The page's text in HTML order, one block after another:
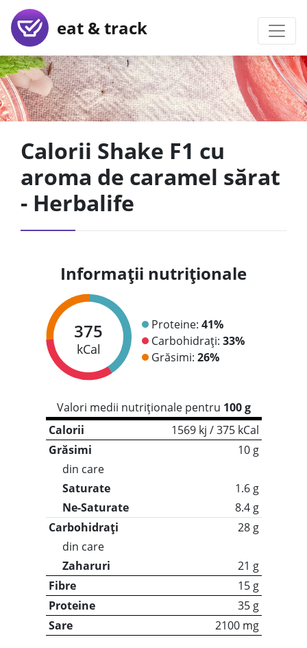
eat & track
Calorii Shake F1 cu
aroma de caramel sărat
- Herbalife
Informații nutriționale
375
kCal
Proteine: 41%
Carbohidrați: 33%
Grăsimi: 26%
Valori medii nutriționale pentru 100 g
Calorii
1569 kj / 375 kCal
Grăsimi
10 g
din care
Saturate
1.6 g
Ne-Saturate
8.4 g
Carbohidrați
28 g
din care
Zaharuri
21 g
Fibre
15 g
Proteine
35 g
Sare
2100 mg